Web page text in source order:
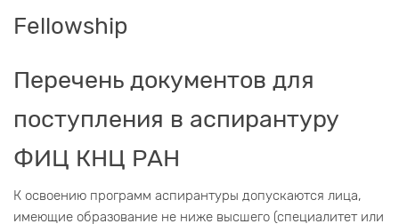
Fellowship
Перечень документов для
поступления в аспирантуру
ФИЦ КНЦ РАН
К освоению программ аспирантуры допускаются лица,
имеющие образование не ниже высшего (специалитет или